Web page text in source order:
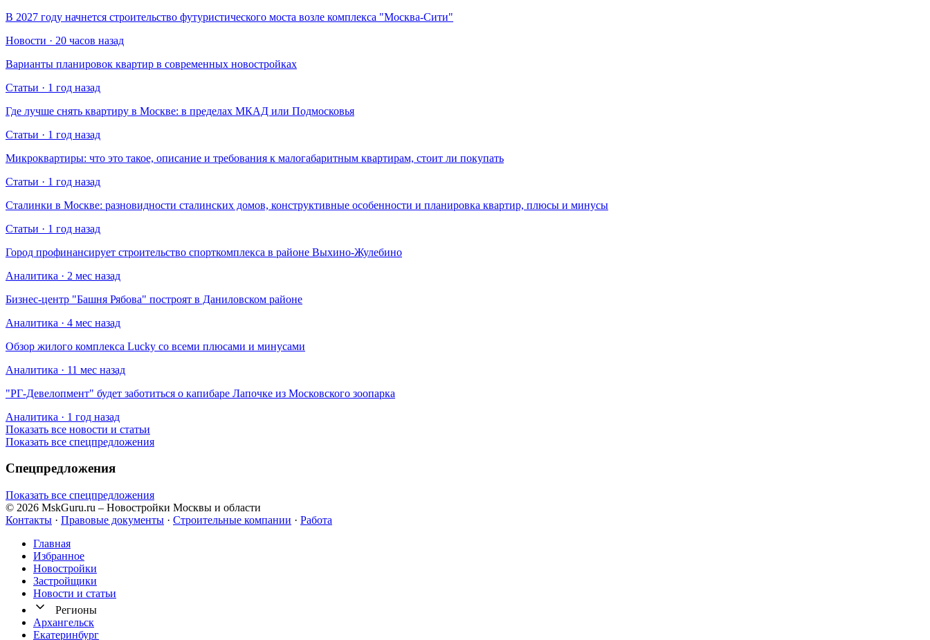
В 2027 году начнется строительство футуристического моста возле комплекса "Москва-Сити"
Новости · 20 часов назад
Варианты планировок квартир в современных новостройках
Статьи · 1 год назад
Где лучше снять квартиру в Москве: в пределах МКАД или Подмосковья
Статьи · 1 год назад
Микроквартиры: что это такое, описание и требования к малогабаритным квартирам, стоит ли покупать
Статьи · 1 год назад
Сталинки в Москве: разновидности сталинских домов, конструктивные особенности и планировка квартир, плюсы и минусы
Статьи · 1 год назад
Город профинансирует строительство спорткомплекса в районе Выхино-Жулебино
Аналитика · 2 мес назад
Бизнес-центр "Башня Рябова" построят в Даниловском районе
Аналитика · 4 мес назад
Обзор жилого комплекса Lucky со всеми плюсами и минусами
Аналитика · 11 мес назад
​"РГ-Девелопмент" будет заботиться о капибаре Лапочке из Московского зоопарка
Аналитика · 1 год назад
Показать все новости и статьи
Показать все спецпредложения
Спецпредложения
Показать все спецпредложения
© 2026 MskGuru.ru – Новостройки Москвы и области
Контакты · Правовые документы · Строительные компании · Работа
Главная
Избранное
Новостр ойки
Застройщики
Новости и статьи
Регионы
Архангельск
Екатеринбург